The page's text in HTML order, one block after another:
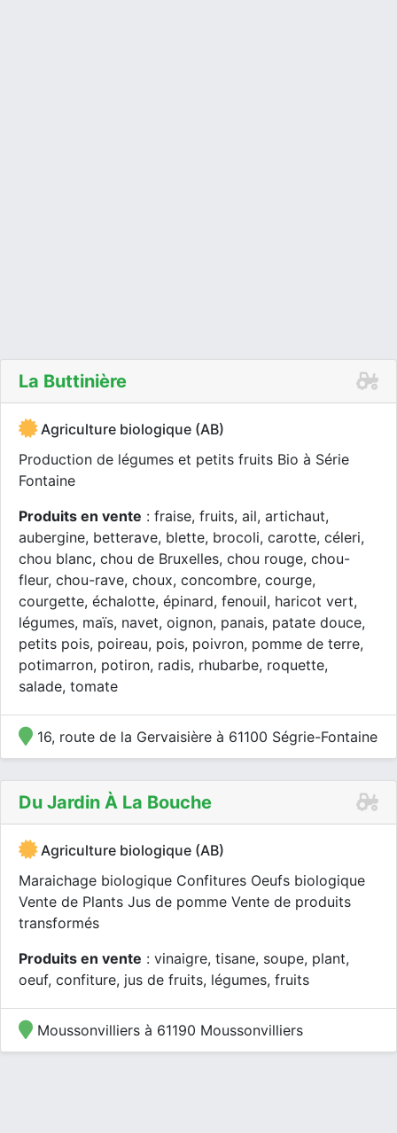
La Buttinière
Agriculture biologique (AB)
Production de légumes et petits fruits Bio à Série
Fontaine
Produits en vente : fraise, fruits, ail, artichaut,
aubergine, betterave, blette, brocoli, carotte, céleri,
chou blanc, chou de Bruxelles, chou rouge, chou-
fleur, chou-rave, choux, concombre, courge,
courgette, échalotte, épinard, fenouil, haricot vert,
légumes, maïs, navet, oignon, panais, patate douce,
petits pois, poireau, pois, poivron, pomme de terre,
potimarron, potiron, radis, rhubarbe, roquette,
salade, tomate
16, route de la Gervaisière à 61100 Ségrie-Fontaine
Du Jardin À La Bouche
Agriculture biologique (AB)
Maraichage biologique Confitures Oeufs biologique
Vente de Plants Jus de pomme Vente de produits
transformés
Produits en vente : vinaigre, tisane, soupe, plant,
oeuf, confiture, jus de fruits, légumes, fruits
Moussonvilliers à 61190 Moussonvilliers